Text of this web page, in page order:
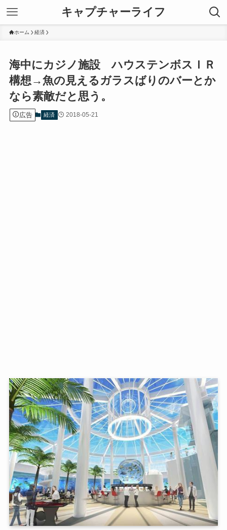
キャプチャーライフ
ホーム 経済
海中にカジノ施設 ハウステンボスＩＲ
構想→魚の見えるガラスばりのバーとか
なら素敵だと思う。
広告 経済 2018-05-21